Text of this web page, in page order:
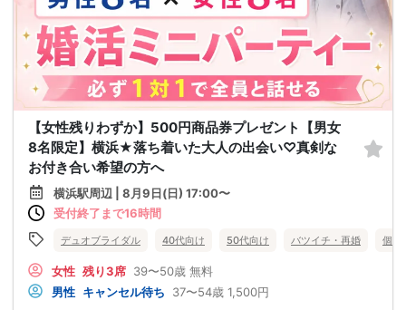
【女性残りわずか】500円商品券プレゼント【男女
8名限定】横浜★落ち着いた大人の出会い♡真剣な
お付き合い希望の方へ
横浜駅周辺 | 8月9日(日) 17:00〜
受付終了まで16時間
デュオブライダル 40代向け 50代向け バツイチ・再婚 個室
女性 残り3席 39〜50歳 無料
男性 キャンセル待ち 37〜54歳 1,500円